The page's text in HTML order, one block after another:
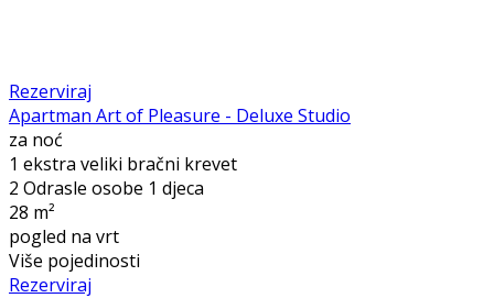
Rezerviraj
Apartman Art of Pleasure - Deluxe Studio
za noć
1 ekstra veliki bračni krevet
2 Odrasle osobe 1 djeca
28 m²
pogled na vrt
Više pojedinosti
Rezerviraj